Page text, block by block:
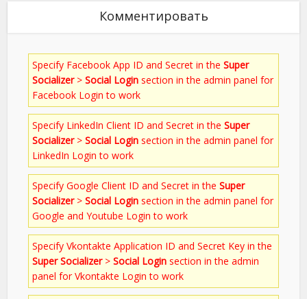
Комментировать
Specify Facebook App ID and Secret in theSuper
Socializer>Social Login section in the admin panel for
Facebook Login to work
Specify LinkedIn Client ID and Secret in theSuper
Socializer>Social Login section in the admin panel for
LinkedIn Login to work
Specify Google Client ID and Secret in theSuper
Socializer>Social Login section in the admin panel for
Google and Youtube Login to work
Specify Vkontakte Application ID and Secret Key in the
Super Socializer>Social Login section in the admin
panel for Vkontakte Login to work